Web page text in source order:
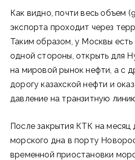
Как видно, почти весь объем
экспорта проходит через
Таким образом, у Москвы
одной стороны, открыть для
на мировой рынок нефти, а с
дорогу казахской нефти и
давление на транзитную
После закрытия КТК на месяц
морского дна в порту
временной приостановки